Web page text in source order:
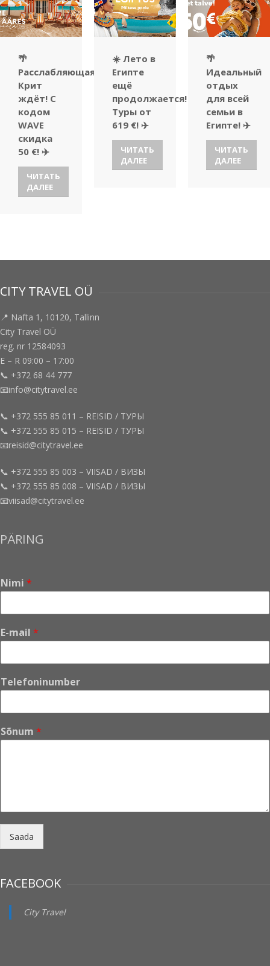
🌴
Расслабляющая
Крит
ждёт! С
кодом
WAVE
скидка
50 €! ✈️
ЧИТАТЬ
ДАЛЕЕ
☀️ Лето в
Египте
ещё
продолжается!
Туры от
619 €! ✈️
ЧИТАТЬ
ДАЛЕЕ
🌴
Идеальный
отдых
для всей
семьи в
Египте! ✈️
ЧИТАТЬ
ДАЛЕЕ
CITY TRAVEL OÜ
📍 Nafta 1, 10120, Tallinn
City Travel OÜ
reg. nr 12584093
E – R 09:00 – 17:00
📞 +372 68 44 777
📧info@citytravel.ee
📞 +372 555 85 011 – REISID / ТУРЫ
📞 +372 555 85 015 – REISID / ТУРЫ
📧reisid@citytravel.ee
📞 +372 555 85 003 – VIISAD / ВИЗЫ
📞 +372 555 85 008 – VIISAD / ВИЗЫ
📧viisad@citytravel.ee
PÄRING
Nimi *
E-mail *
Telefoninumber
Sõnum *
Saada
FACEBOOK
City Travel